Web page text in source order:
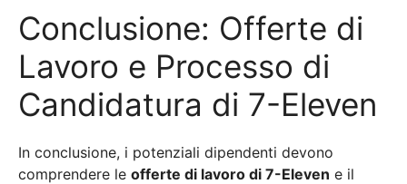
Conclusione: Offerte di
Lavoro e Processo di
Candidatura di 7-Eleven
In conclusione, i potenziali dipendenti devono
comprendere le offerte di lavoro di 7-Eleven e il